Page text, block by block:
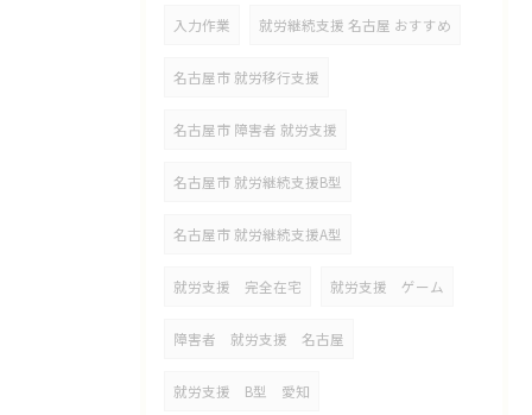
入力作業 就労継続支援 名古屋 おすすめ
名古屋市 就労移行支援
名古屋市 障害者 就労支援
名古屋市 就労継続支援B型
名古屋市 就労継続支援A型
就労支援 完全在宅 就労支援 ゲーム
障害者 就労支援 名古屋
就労支援 B型 愛知